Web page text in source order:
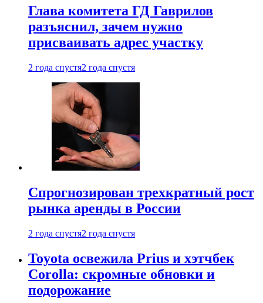
Глава комитета ГД Гаврилов
разъяснил, зачем нужно
присваивать адрес участку
2 года спустя2 года спустя
Спрогнозирован трехкратный рост
рынка аренды в России
2 года спустя2 года спустя
Toyota освежила Prius и хэтчбек
Corolla: скромные обновки и
подорожание